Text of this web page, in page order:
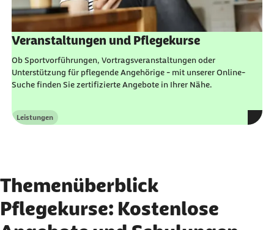
Veranstaltungen und Pflegekurse
Ob Sportvorführungen, Vortragsveranstaltungen oder
Unterstützung für pflegende Angehörige - mit unsererOnline-
Suche finden Sie zertifizierte Angebote in Ihrer Nähe.
Kategorie
Leistungen
Themenüberblick
Pflegekurse: Kostenlose